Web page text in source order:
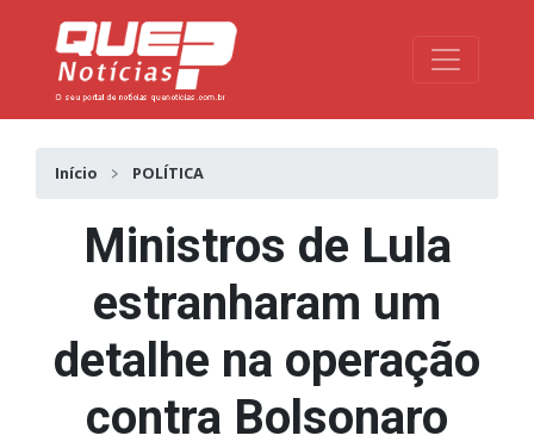
Toggle
Início POLÍTICA
Ministros de Lula
estranharam um
detalhe na operação
contra Bolsonaro